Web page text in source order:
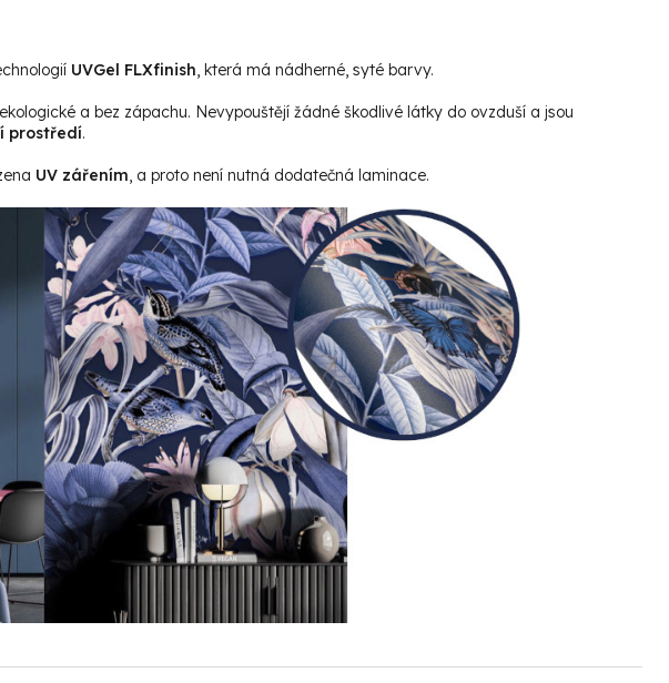
UVGel FLXfinish, která má nádherné, syté barvy.
a bez zápachu. Nevypouštějí žádné škodlivé látky do ovzduší a jsou
prostředí.
UV zářením, a proto není nutná dodatečná laminace.